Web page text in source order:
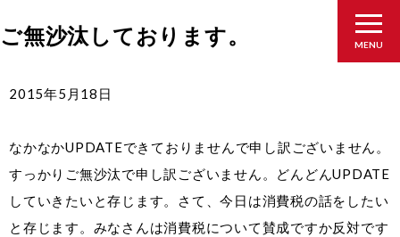
MENU
ご無沙汰しております。
2015年5月18日
なかなかUPDATEできておりませんで申し訳ございません。
すっかりご無沙汰で申し訳ございません。どんどんUPDATE
していきたいと存じます。さて、今日は消費税の話をしたい
と存じます。みなさんは消費税について賛成ですか反対です